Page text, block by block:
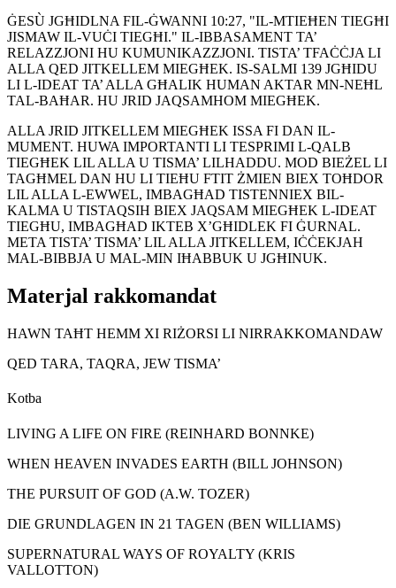
ĠESÙ JGĦIDLNA FIL-ĠWANNI 10:27, "IL-MTIEĦEN TIEGĦI
JISMAW IL-VUĊI TIEGĦI." IL-IBBASAMENT TA’
RELAZZJONI HU KUMUNIKAZZJONI. TISTA’ TFAĊĊJA LI
ALLA QED JITKELLEM MIEGĦEK. IS-SALMI 139 JGĦIDU
LI L-IDEAT TA’ ALLA GĦALIK HUMAN AKTAR MN-NEĦL
TAL-BAĦAR. HU JRID JAQSAMHOM MIEGĦEK.
ALLA JRID JITKELLEM MIEGĦEK ISSA FI DAN IL-
MUMENT. HUWA IMPORTANTI LI TESPRIMI L-QALB
TIEGĦEK LIL ALLA U TISMA’ LILHADDU. MOD BIEŻEL LI
TAGĦMEL DAN HU LI TIEĦU FTIT ŻMIEN BIEX TOĦDOR
LIL ALLA L-EWWEL, IMBAGĦAD TISTENNIEX BIL-
KALMA U TISTAQSIH BIEX JAQSAM MIEGĦEK L-IDEAT
TIEGĦU, IMBAGĦAD IKTEB X’GĦIDLEK FI ĠURNAL.
META TISTA’ TISMA’ LIL ALLA JITKELLEM, IĊĊEKJAH
MAL-BIBBJA U MAL-MIN IĦABBUK U JGĦINUK.
Materjal rakkomandat
HAWN TAĦT HEMM XI RIŻORSI LI NIRRAKKOMANDAW
QED TARA, TAQRA, JEW TISMA’
Kotba
LIVING A LIFE ON FIRE (REINHARD BONNKE)
WHEN HEAVEN INVADES EARTH (BILL JOHNSON)
THE PURSUIT OF GOD (A.W. TOZER)
DIE GRUNDLAGEN IN 21 TAGEN (BEN WILLIAMS)
SUPERNATURAL WAYS OF ROYALTY (KRIS
VALLOTTON)